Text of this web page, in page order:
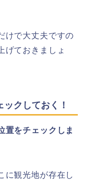
けで大丈夫ですの
げておきましょ
クしておく！
置をチェックしま
に観光地が存在し